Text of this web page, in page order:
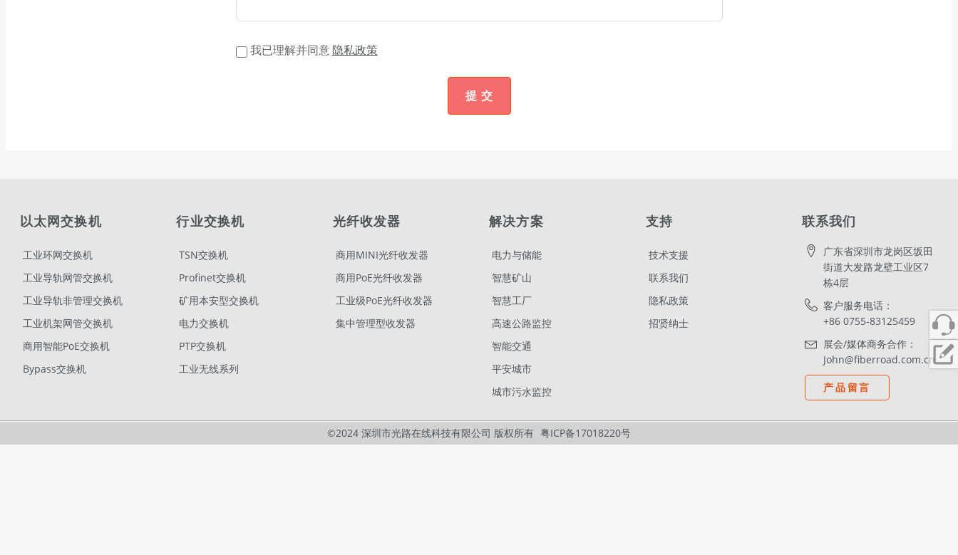
我已理解并同意 隐私政策
提 交
以太网交换机
工业环网交换机
工业导轨网管交换机
工业导轨非管理交换机
工业机架网管交换机
商用智能PoE交换机
Bypass交换机
行业交换机
TSN交换机
Profinet交换机
矿用本安型交换机
电力交换机
PTP交换机
工业无线系列
光纤收发器
商用MINI光纤收发器
商用PoE光纤收发器
工业级PoE光纤收发器
集中管理型收发器
解决方案
电力与储能
智慧矿山
智慧工厂
高速公路监控
智能交通
平安城市
城市污水监控
支持
技术支援
联系我们
隐私政策
招贤纳士
联系我们
广东省深圳市龙岗区坂田
街道大发路龙壁工业区7
栋4层
客户服务电话：
+86 0755-83125459
展会/媒体商务合作：
John@fiberroad.com.cn
产品留言
©2024 深圳市光路在线科技有限公司 版权所有 粤ICP备17018220号